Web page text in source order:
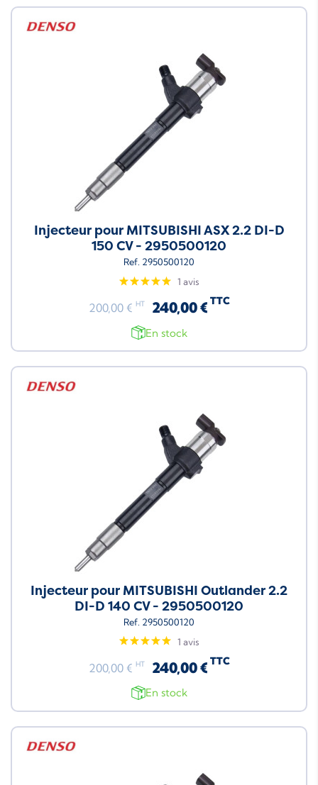
Injecteur pour MITSUBISHI ASX 2.2 DI-D
150 CV - 2950500120
Ref. 2950500120
1 avis
200,00 € HT 240,00 € TTC
En stock
Injecteur pour MITSUBISHI Outlander 2.2
DI-D 140 CV - 2950500120
Ref. 2950500120
1 avis
200,00 € HT 240,00 € TTC
En stock